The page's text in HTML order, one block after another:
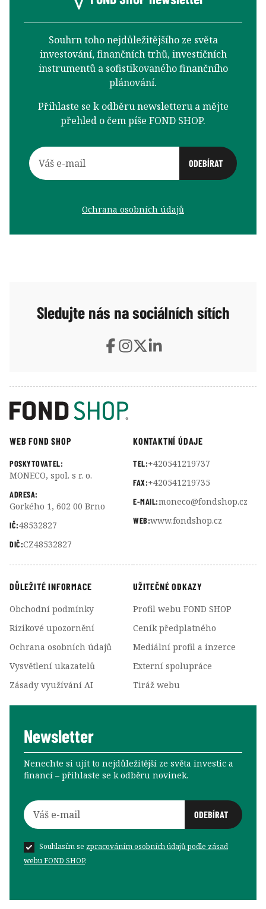
Souhrn toho nejdůležitějšího ze světa
investování, finančních trhů, investičních
instrumentů a sofistikovaného finančního
plánování.
Přihlaste se k odběru newsletteru a mějte
přehled o čem píše FOND SHOP.
Ochrana osobních údajů
Sledujte nás na sociálních sítích
WEB FOND SHOP
POSKYTOVATEL:
MONECO, spol. s r. o.
ADRESA:
Gorkého 1, 602 00 Brno
IČ:48532827
DIČ:CZ48532827
KONTAKTNÍ ÚDAJE
TEL:+420541219737
FAX:+420541219735
E-MAIL:moneco@fondshop.cz
WEB:www.fondshop.cz
DŮLEŽITÉ INFORMACE
Obchodní podmínky
Rizikové upozornění
Ochrana osobních údajů
Vysvětlení ukazatelů
Zásady využívání AI
UŽITEČNÉ ODKAZY
Profil webu FOND SHOP
Ceník předplatného
Mediální profil a inzerce
Externí spolupráce
Tiráž webu
Newsletter
Nenechte si ujít to nejdůležitější ze světa investic a
financí –⁠⁠⁠⁠⁠⁠ přihlaste se k odběru novinek.
Souhlasím se zpracováním osobních údajů podle zásad
webu FOND SHOP.